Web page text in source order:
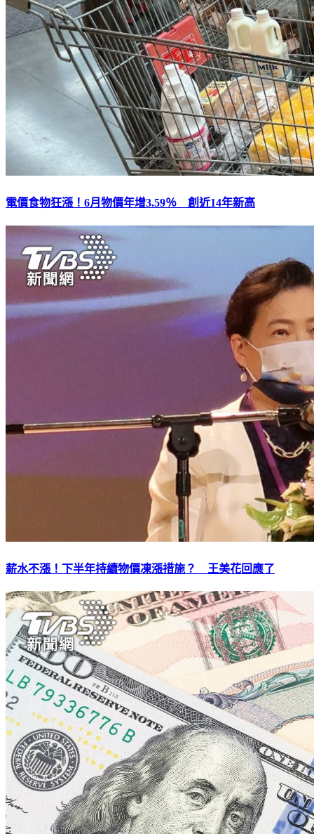
電價食物狂漲！6月物價年增3.59％ 創近14年新高
薪水不漲！下半年持續物價凍漲措施？ 王美花回應了